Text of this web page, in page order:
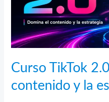
contenido
Curso TikTok
contenido y la